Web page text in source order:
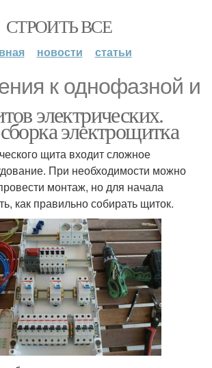
СТРОИТЬ ВСЕ
новости статьи
к однофазной и
электрических.
электрощитка
щита входит сложное
При необходимости можно
монтаж, но для начала
как правильно собирать щиток.